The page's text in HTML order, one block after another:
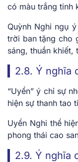
có màu trắng tinh
Quỳnh Nghi ngụ
trời ban tặng cho
sáng, thuần khiết,
2.8. Ý nghĩa
“Uyển” ý chỉ sự
hiện sự thanh tao
Uyển Nghi thể
phong thái cao
2.9. Ý nghĩa